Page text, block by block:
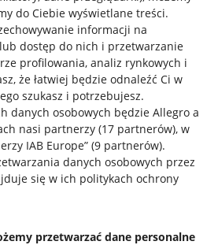
do Ciebie wyświetlane treści.
informacji na
dostęp do nich i przetwarzanie
profilowania, analiz rynkowych i
że łatwiej będzie odnaleźć Ci w
szukasz i potrzebujesz.
danych osobowych będzie Allegro a
nasi partnerzy (17 partnerów), w
IAB Europe” (9 partnerów).
danych osobowych przez
się w ich politykach ochrony
przetwarzać dane personalne